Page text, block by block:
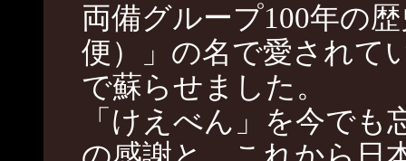
両備グループ100年の
便）」の名で愛されて
で蘇らせました。
「けえべん」を今で